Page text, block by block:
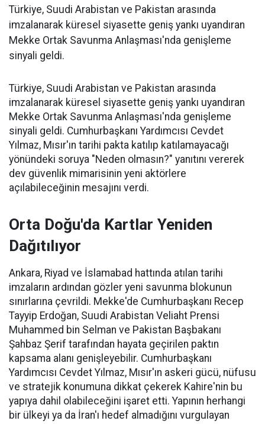
Türkiye, Suudi Arabistan ve Pakistan arasında
imzalanarak küresel siyasette geniş yankı uyandıran
Mekke Ortak Savunma Anlaşması'nda genişleme
sinyali geldi.
Türkiye, Suudi Arabistan ve Pakistan arasında
imzalanarak küresel siyasette geniş yankı uyandıran
Mekke Ortak Savunma Anlaşması'nda genişleme
sinyali geldi. Cumhurbaşkanı Yardımcısı Cevdet
Yılmaz, Mısır'ın tarihi pakta katılıp katılamayacağı
yönündeki soruya "Neden olmasın?" yanıtını vererek
dev güvenlik mimarisinin yeni aktörlere
açılabileceğinin mesajını verdi.
Orta Doğu'da Kartlar Yeniden
Dağıtılıyor
Ankara, Riyad ve İslamabad hattında atılan tarihi
imzaların ardından gözler yeni savunma blokunun
sınırlarına çevrildi. Mekke'de Cumhurbaşkanı Recep
Tayyip Erdoğan, Suudi Arabistan Veliaht Prensi
Muhammed bin Selman ve Pakistan Başbakanı
Şahbaz Şerif tarafından hayata geçirilen paktın
kapsama alanı genişleyebilir. Cumhurbaşkanı
Yardımcısı Cevdet Yılmaz, Mısır'ın askeri gücü, nüfusu
ve stratejik konumuna dikkat çekerek Kahire'nin bu
yapıya dahil olabileceğini işaret etti. Yapının herhangi
bir ülkeyi ya da İran'ı hedef almadığını vurgulayan